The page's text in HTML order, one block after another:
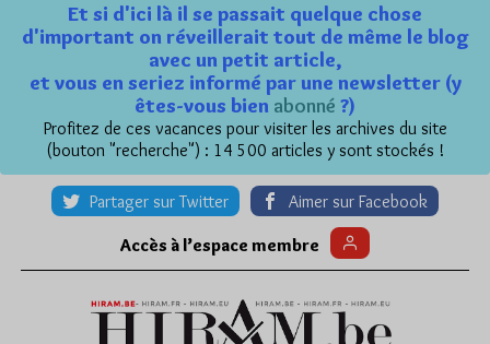
Et si d'ici là il se passait quelque chose
d'important on réveillerait tout de même le blog
avec un petit article,
et vous en seriez informé par une newsletter (y
êtes-vous bien abonné ?)
Profitez de ces vacances pour visiter les archives du site
(bouton "recherche") : 14 500 articles y sont stockés !
Partager sur Twitter Aimer sur Facebook
Accès à l’espace membre